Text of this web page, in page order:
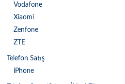
Vodafone
Xiaomi
Zenfone
ZTE
Telefon Satış
iPhone